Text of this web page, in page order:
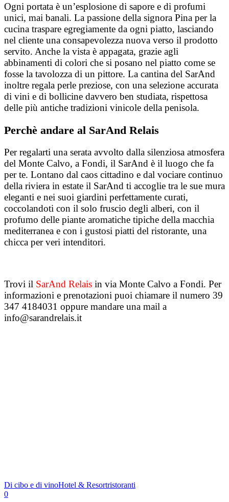
Ogni portata è un’esplosione di sapore e di profumi
unici, mai banali. La passione della signora Pina per la
cucina traspare egregiamente da ogni piatto, lasciando
nel cliente una consapevolezza nuova verso il prodotto
servito. Anche la vista è appagata, grazie agli
abbinamenti di colori che si posano nel piatto come se
fosse la tavolozza di un pittore. La cantina del SarAnd
inoltre regala perle preziose, con una selezione accurata
di vini e di bollicine davvero ben studiata, rispettosa
delle più antiche tradizioni vinicole della penisola.
Perchè andare al SarAnd Relais
Per regalarti una serata avvolto dalla silenziosa atmosfera
del Monte Calvo, a Fondi, il SarAnd è il luogo che fa
per te. Lontano dal caos cittadino e dal vociare continuo
della riviera in estate il SarAnd ti accoglie tra le sue mura
eleganti e nei suoi giardini perfettamente curati,
coccolandoti con il solo fruscio degli alberi, con il
profumo delle piante aromatiche tipiche della macchia
mediterranea e con i gustosi piatti del ristorante, una
chicca per veri intenditori.
Trovi il SarAnd Relais in via Monte Calvo a Fondi. Per
informazioni e prenotazioni puoi chiamare il numero 39
347 4184031 oppure mandare una mail a
info@sarandrelais.it
Di cibo e di vinoHotel & Resortristoranti
0